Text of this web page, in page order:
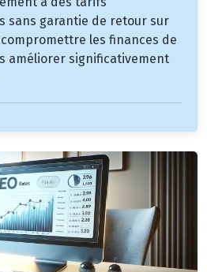
sans garantie de retour sur
les finances de
améliorer significativement